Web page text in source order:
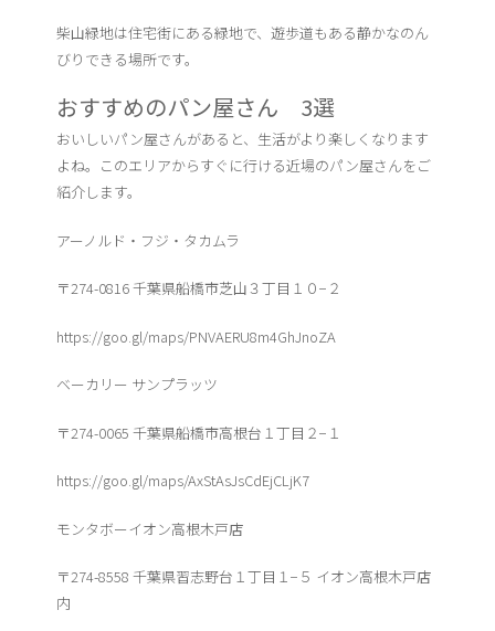
柴山緑地は住宅街にある緑地で、遊歩道もある静かなのん
びりできる場所です。
おすすめのパン屋さん 3選
おいしいパン屋さんがあると、生活がより楽しくなります
よね。このエリアからすぐに行ける近場のパン屋さんをご
紹介します。
アーノルド・フジ・タカムラ
〒274-0816 千葉県船橋市芝山３丁目１０−２
https://goo.gl/maps/PNVAERU8m4GhJnoZA
ベーカリー サンプラッツ
〒274-0065 千葉県船橋市高根台１丁目２−１
https://goo.gl/maps/AxStAsJsCdEjCLjK7
モンタボーイオン高根木戸店
〒274-8558 千葉県習志野台１丁目１−５ イオン高根木戸店
内